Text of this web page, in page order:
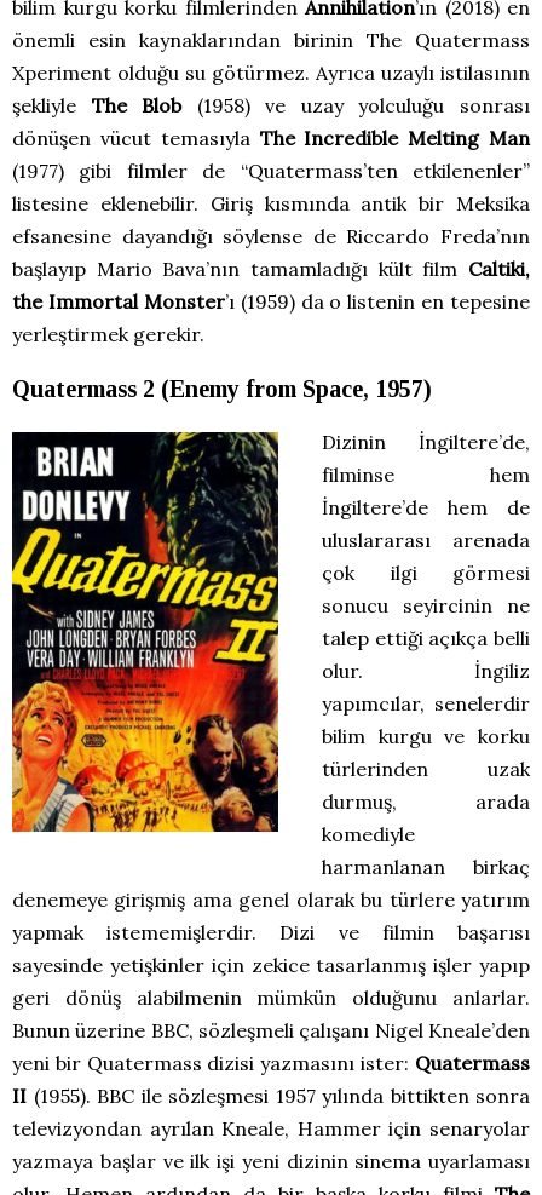
bilim kurgu korku filmlerinden Annihilation’ın (2018) en
önemli esin kaynaklarından birinin The Quatermass
Xperiment olduğu su götürmez. Ayrıca uzaylı istilasının
şekliyle The Blob(1958) ve uzay yolculuğu sonrası
dönüşen vücut temasıyla The Incredible Melting Man
(1977) gibi filmler de “Quatermass’ten etkilenenler”
listesine eklenebilir. Giriş kısmında antik bir Meksika
efsanesine dayandığı söylense de Riccardo Freda’nın
başlayıp Mario Bava’nın tamamladığı kült film Caltiki,
the Immortal Monster’ı (1959) da o listenin en tepesine
yerleştirmek gerekir.
Quatermass 2 (Enemy from Space, 1957)
Dizinin İngiltere’de,
filminse hem
İngiltere’de hem de
uluslararası arenada
çok ilgi görmesi
sonucu seyircinin ne
talep ettiği açıkça belli
olur. İngiliz
yapımcılar, senelerdir
bilim kurgu ve korku
türlerinden uzak
durmuş, arada
komediyle
harmanlanan birkaç
denemeye girişmiş ama genel olarak bu türlere yatırım
yapmak istememişlerdir. Dizi ve filmin başarısı
sayesinde yetişkinler için zekice tasarlanmış işler yapıp
geri dönüş alabilmenin mümkün olduğunu anlarlar.
Bunun üzerine BBC, sözleşmeli çalışanı Nigel Kneale’den
yeni bir Quatermass dizisi yazmasını ister: Quatermass
II (1955). BBC ile sözleşmesi 1957 yılında bittikten sonra
televizyondan ayrılan Kneale, Hammer için senaryolar
yazmaya başlar ve ilk işi yeni dizinin sinema uyarlaması